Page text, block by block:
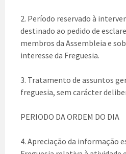
2. Período reservado à
destinado ao pedido de
membros da Assembleia e
interesse da Freguesia.
3. Tratamento de assuntos
freguesia, sem carácter
PERIODO DA ORDEM DO DIA
4. Apreciação da informação